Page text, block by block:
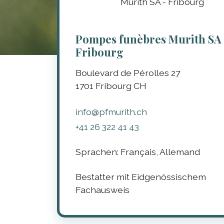
Pompes funèbres Murith SA
Fribourg
Boulevard de Pérolles 27
1701 Fribourg CH
info@pfmurith.ch
+41 26 322 41 43
Sprachen: Français, Allemand
Bestatter mit Eidgenössischem
Fachausweis